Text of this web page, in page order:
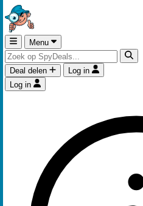
Menu
Deal delen
Log in
Log in